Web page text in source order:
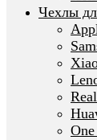
Чехлы